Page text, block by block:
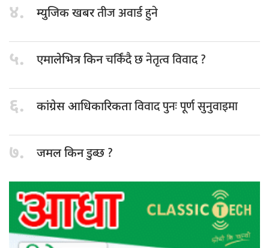
४. म्युजिक खबरतीज अवार्ड हुने
५. एमालेभित्र किनचर्किंदै छ नेतृत्व विवाद ?
६. कांग्रेस आधिकारिकताविवाद पुनः पूर्ण सुनुवाइमा
७. जमल किनडुब्छ ?